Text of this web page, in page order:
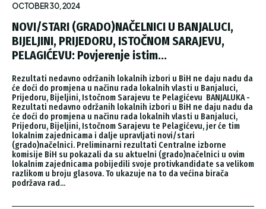
OCTOBER 30, 2024
NOVI/STARI (GRADO)NAČELNICI U BANJALUCI,
BIJELJINI, PRIJEDORU, ISTOČNOM SARAJEVU,
PELAGIĆEVU: Povjerenje istim...
Rezultati nedavno održanih lokalnih izbori u BiH ne daju nadu da
će doći do promjena u načinu rada lokalnih vlasti u Banjaluci,
Prijedoru, Bijeljini, Istočnom Sarajevu te Pelagićevu BANJALUKA -
Rezultati nedavno održanih lokalnih izbori u BiH ne daju nadu da
će doći do promjena u načinu rada lokalnih vlasti u Banjaluci,
Prijedoru, Bijeljini, Istočnom Sarajevu te Pelagićevu, jer će tim
lokalnim zajednicama i dalje upravljati novi/stari
(grado)načelnici. Preliminarni rezultati Centralne izborne
komisije BiH su pokazali da su aktuelni (grado)načelnici u ovim
lokalnim zajednicama pobijedili svoje protivkandidate sa velikom
razlikom u broju glasova. To ukazuje na to da većina birača
podržava rad...